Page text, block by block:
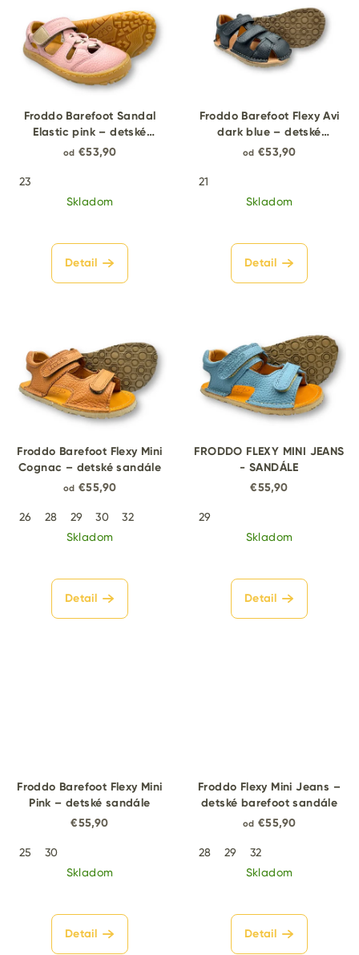
Froddo Barefoot Sandal
Elastic pink – detské
barefoot sandále
od €53,90
23
Skladom
Detail
Froddo Barefoot Flexy Avi
dark blue – detské
barefoot sandále
od €53,90
21
Skladom
Detail
Froddo Barefoot Flexy Mini
Cognac – detské sandále
od €55,90
26 28 29 30
32
Skladom
Detail
FRODDO FLEXY MINI JEANS
- SANDÁLE
€55,90
29
Skladom
Detail
Froddo Barefoot Flexy Mini
Pink – detské sandále
€55,90
25
30
Skladom
Detail
Froddo Flexy Mini Jeans –
detské barefoot sandále
od €55,90
28 29
32
Skladom
Detail